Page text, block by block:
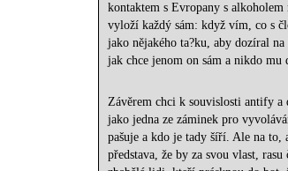
kontaktem s Evropany s
vyloží každý sám: když vím, co s
jako nějakého ta?ku, aby dozíral
jak chce jenom on sám a nikdo mu
Závěrem chci k souvislosti antify
jako jedna ze záminek pro
pašuje a kdo je tady šíří. Ale na
představa, že by za svou vlast,